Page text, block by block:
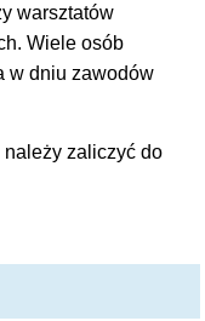
warsztatów
Wiele osób
w dniu zawodów
zaliczyć do